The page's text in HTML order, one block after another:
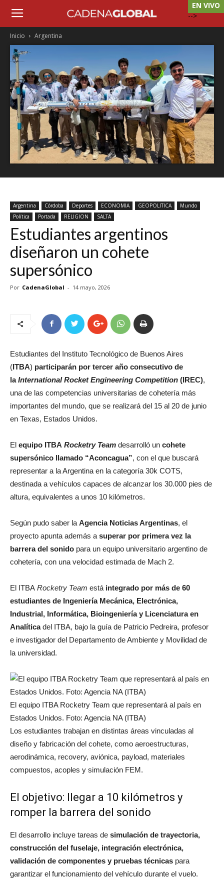
EN VIVO
-->
Inicio Argentina
Argentina Córdoba Deportes ECONOMIA GEOPOLITICA
Mundo
Política
Portada RELIGION SALTA
Estudiantes argentinos
diseñaron un cohete
supersónico
Por CadenaGlobal - 14 mayo, 2026
Estudiantes del Instituto Tecnológico de Buenos Aires
(ITBA) participarán por tercer año consecutivo de
laInternational Rocket Engineering Competition (IREC),
una de las competencias universitarias de cohetería más
importantes del mundo, que se realizará del 15 al 20 de junio
en Texas, Estados Unidos.
El equipo ITBA Rocketry Team desarrolló un cohete
supersónico llamado “Aconcagua”, con el que buscará
representar a la Argentina en la categoría 30k COTS,
destinada a vehículos capaces de alcanzar los 30.000 pies de
altura, equivalentes a unos 10 kilómetros.
Según pudo saber la Agencia Noticias Argentinas, el
proyecto apunta además a superar por primera vez la
barrera del sonido para un equipo universitario argentino de
cohetería, con una velocidad estimada de Mach 2.
El ITBA Rocketry Team está integrado por más de 60
estudiantes de Ingeniería Mecánica, Electrónica,
Industrial, Informática, Bioingeniería y Licenciatura en
Analíticadel ITBA, bajo la guía de Patricio Pedreira, profesor
e investigador del Departamento de Ambiente y Movilidad de
la universidad.
El equipo ITBA Rocketry Team que representará al país en
Estados Unidos. Foto: Agencia NA (ITBA)
Los estudiantes trabajan en distintas áreas vinculadas al
diseño y fabricación del cohete, como aeroestructuras,
aerodinámica, recovery, aviónica, payload, materiales
compuestos, acoples y simulación FEM.
El objetivo: llegar a 10 kilómetros y
romper la barrera del sonido
El desarrollo incluye tareas de simulación de trayectoria,
construcción del fuselaje, integración electrónica,
validación de componentes y pruebas técnicas para
garantizar el funcionamiento del vehículo durante el vuelo.